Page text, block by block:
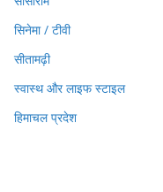
सिनेमा / टीवी
सीतामढ़ी
स्वास्थ और लाइफ स्टाइल
हिमाचल प्रदेश